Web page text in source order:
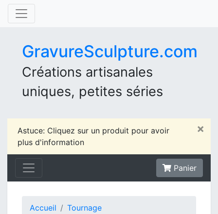
GravureSculpture.com
Créations artisanales
uniques, petites séries
×
Astuce: Cliquez sur un produit pour avoir
plus d'information
Panier
Accueil
Tournage